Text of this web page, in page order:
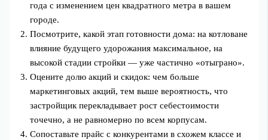
года с изменением цен квадратного метра в вашем
городе.
Посмотрите, какой этап готовности дома: на котловане
влияние будущего удорожания максимальное, на
высокой стадии стройки — уже частично «отыграно».
Оцените долю акций и скидок: чем больше
маркетинговых акций, тем выше вероятность, что
застройщик перекладывает рост себестоимости
точечно, а не равномерно по всем корпусам.
Сопоставьте прайс с конкурентами в схожем классе и